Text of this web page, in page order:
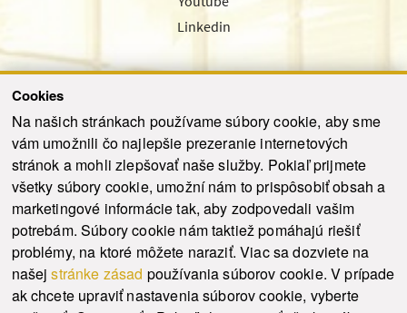
Cookies
Na našich stránkach používame súbory cookie, aby sme
vám umožnili čo najlepšie prezeranie internetových
stránok a mohli zlepšovať naše služby. Pokiaľ prijmete
všetky súbory cookie, umožní nám to prispôsobiť obsah a
marketingové informácie tak, aby zodpovedali vašim
potrebám. Súbory cookie nám taktiež pomáhajú riešiť
problémy, na ktoré môžete naraziť. Viac sa dozviete na
našejstránke zásad používania súborov cookie. V prípade
ak chcete upraviť nastavenia súborov cookie, vyberte
Linkedin
Odoslať
© 2021-2026 ku.sk. Všetky práva vyhradené. Ochrana osobných údajov
Vyhlásenie o prístupnosti | Admin